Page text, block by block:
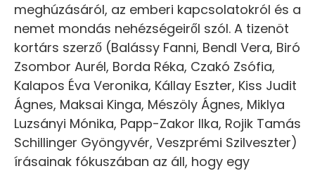
meghúzásáról, az emberi kapcsolatokról és a
nemet mondás nehézségeiről szól. A tizenöt
kortárs szerző (Balássy Fanni, Bendl Vera, Biró
Zsombor Aurél, Borda Réka, Czakó Zsófia,
Kalapos Éva Veronika, Kállay Eszter, Kiss Judit
Ágnes, Maksai Kinga, Mészöly Ágnes, Miklya
Luzsányi Mónika, Papp-Zakor Ilka, Rojik Tamás
Schillinger Gyöngyvér, Veszprémi Szilveszter)
írásainak fókuszában az áll, hogy egy